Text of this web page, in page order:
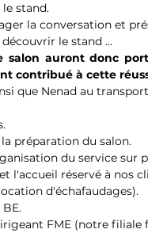
stand.
la conversation et
le stand ...
salon auront donc
contribué à cette
que Nenad au
préparation du salon.
du service sur
l'accueil réservé à nos
d'échafaudages).
FME (notre